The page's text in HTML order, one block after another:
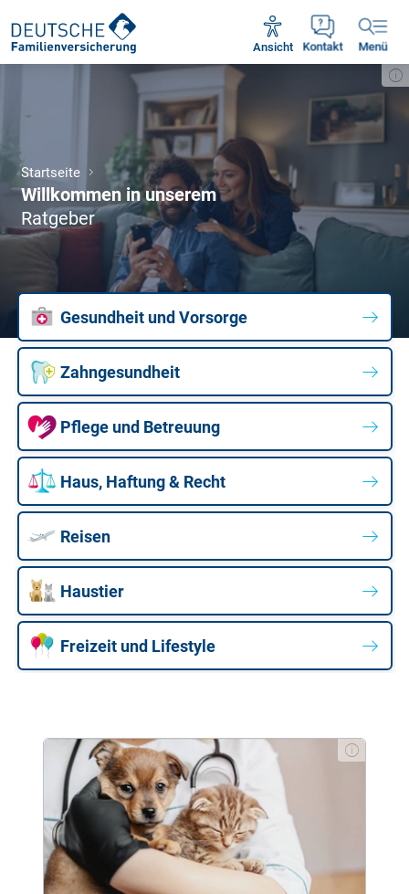
Kontakt
Ansicht Menü
Mo - Fr 09:00 - 18:30 Uhr
Startseite
Willkommen in unserem
Ratgeber
Gesundheit und Vorsorge
Zahngesundheit
Pflege und Betreuung
Haus, Haftung & Recht
Reisen
Haustier
Freizeit und Lifestyle